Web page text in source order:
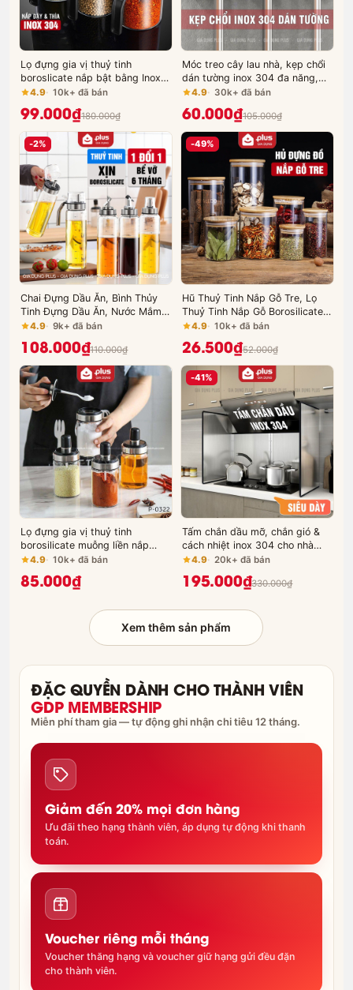
Lọ đựng gia vị thuỷ tinh
boroslicate nắp bật bằng Inox
304 cao cấp (+tặng kèm thìa
4.9 10k+ đã bán
99.000₫180.000₫
Móc treo cây lau nhà, kẹp chổi
dán tường inox 304 đa năng,
chống gỉ - miễn phí keo dán
4.9 30k+ đã bán
60.000₫105.000₫
-2%
Chai Đựng Dầu Ăn, Bình Thủy
Tinh Đựng Dầu Ăn, Nước Mắm,..
Thủy Tinh An Toàn Sức Khỏe,
4.9 9k+ đã bán
108.000₫110.000₫
-49%
Hũ Thuỷ Tinh Nắp Gỗ Tre, Lọ
Thuỷ Tinh Nắp Gỗ Borosilicate
Chịu Nhiệt, Không Chứa Chì Cao
4.9 10k+ đã bán
26.500₫52.000₫
Lọ đựng gia vị thuỷ tinh
borosilicate muỗng liền nắp
thông minh viền inox 304,
4.9 10k+ đã bán
85.000₫
-41%
Tấm chắn dầu mỡ, chắn gió &
cách nhiệt inox 304 cho nhà
bếp, chống bám bẩn tường nhà
4.9 20k+ đã bán
195.000₫330.000₫
Xem thêm sản phẩm
ĐẶC QUYỀN DÀNH CHO THÀNH VIÊN
GDP MEMBERSHIP
Miễn phí tham gia — tự động ghi nhận chi tiêu 12 tháng.
Giảm đến 20% mọi đơn hàng
Ưu đãi theo hạng thành viên, áp dụng tự động khi thanh
toán.
Voucher riêng mỗi tháng
Voucher thăng hạng và voucher giữ hạng gửi đều đặn
cho thành viên.